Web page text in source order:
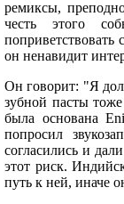
ремиксы,
честь этого
поприветствовать
он ненавидит
Он говорит: "Я
зубной пасты
была основана
попросил
согласились и
этот риск.
путь к ней, иначе